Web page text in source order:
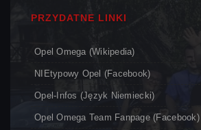
PRZYDATNE LINKI
Opel Omega (Wikipedia)
NIEtypowy Opel (Facebook)
Opel-Infos (język Niemiecki)
Opel Omega Team Fanpage (Facebook)